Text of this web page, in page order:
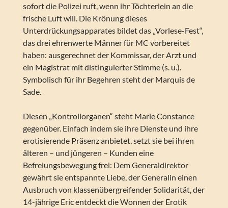
sofort die Polizei ruft, wenn ihr Töchterlein an die
frische Luft will. Die Krönung dieses
Unterdrückungsapparates bildet das „Vorlese-Fest“,
das drei ehrenwerte Männer für MC vorbereitet
haben: ausgerechnet der Kommissar, der Arzt und
ein Magistrat mit distinguierter Stimme (s. u.).
Symbolisch für ihr Begehren steht der Marquis de
Sade.
Diesen „Kontrollorganen“ steht Marie Constance
gegenüber. Einfach indem sie ihre Dienste und ihre
erotisierende Präsenz anbietet, setzt sie bei ihren
älteren – und jüngeren – Kunden eine
Befreiungsbewegung frei: Dem Generaldirektor
gewährt sie entspannte Liebe, der Generalin einen
Ausbruch von klassenübergreifender Solidarität, der
14-jährige Eric entdeckt die Wonnen der Erotik